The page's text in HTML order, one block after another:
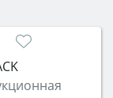
семьи,